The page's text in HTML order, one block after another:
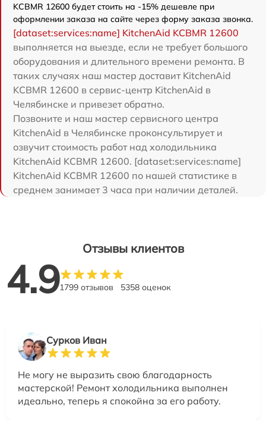
KCBMR 12600 будет стоить на -15% дешевле при
оформлении заказа на сайте через форму заказа звонка.
[dataset:services:name] KitchenAid KCBMR 12600
выполняется на выезде, если не требует большого
оборудования и длительного времени ремонта. В
таких случаях наш мастер доставит KitchenAid
KCBMR 12600 в сервис-центр KitchenAid в
Челябинске и привезет обратно.
Позвоните и наш мастер сервисного центра
KitchenAid в Челябинске проконсультирует и
озвучит стоимость работ над холодильника
KitchenAid KCBMR 12600. [dataset:services:name]
KitchenAid KCBMR 12600 по нашей статистике в
среднем занимает 3 часа при наличии деталей.
Отзывы клиентов
4.91799 отзывов 5358 оценок
Сурков Иван
Не могу не выразить свою благодарность
мастерской! Ремонт холодильника выполнен
идеально, теперь я спокойна за его работу.